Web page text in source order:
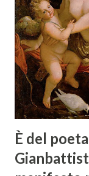
È del